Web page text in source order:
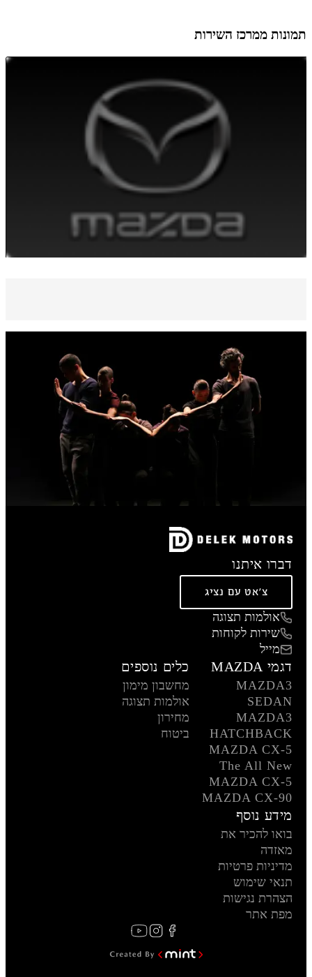
ממרכז השירות
דברו איתנו
צ'אט עם נציג
אולמות תצוגה
שירות לקוחות
מייל
דגמי MAZDA
MAZDA3
SEDAN
MAZDA3
HATCHBACK
MAZDA CX-5
The All New
MAZDA CX-5
MAZDA CX-90
כלים נוספים
מחשבון מימון
אולמות תצוגה
מחירון
ביטוח
מידע נוסף
בואו להכיר את
מאזדה
מדיניות פרטיות
תנאי שימוש
הצהרת נגישות
מפת אתר